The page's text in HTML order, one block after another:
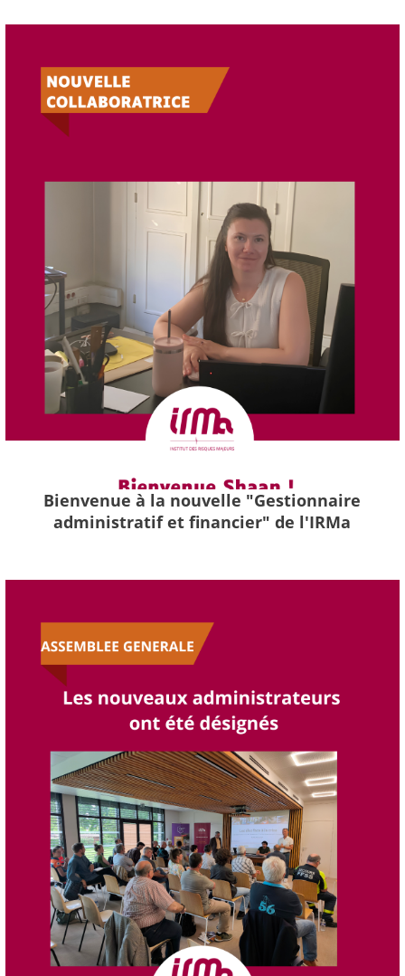
Bienvenue à la nouvelle "Gestionnaire
administratif et financier" de l'IRMa